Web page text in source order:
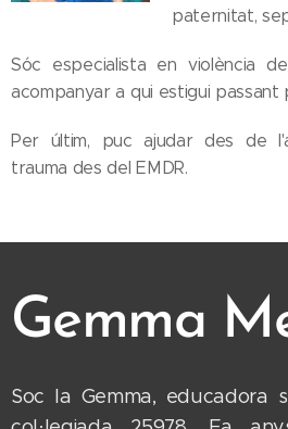
paternitat,
Sóc especialista en violència
acompanyar a qui estigui passant
Per últim, puc ajudar des de
trauma des del EMDR.
Gemma
Soc la Gemma, educadora